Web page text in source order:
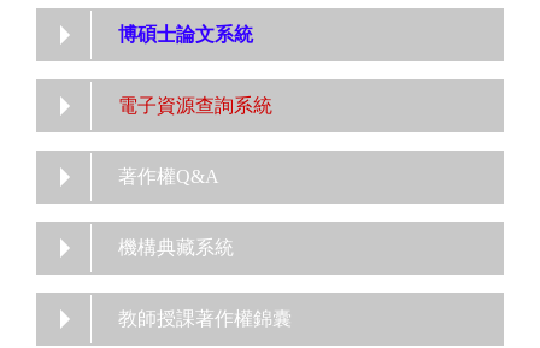
博碩士論文系統
電子資源查詢系統
著作權Q&A
機構典藏系統
教師授課著作權錦囊